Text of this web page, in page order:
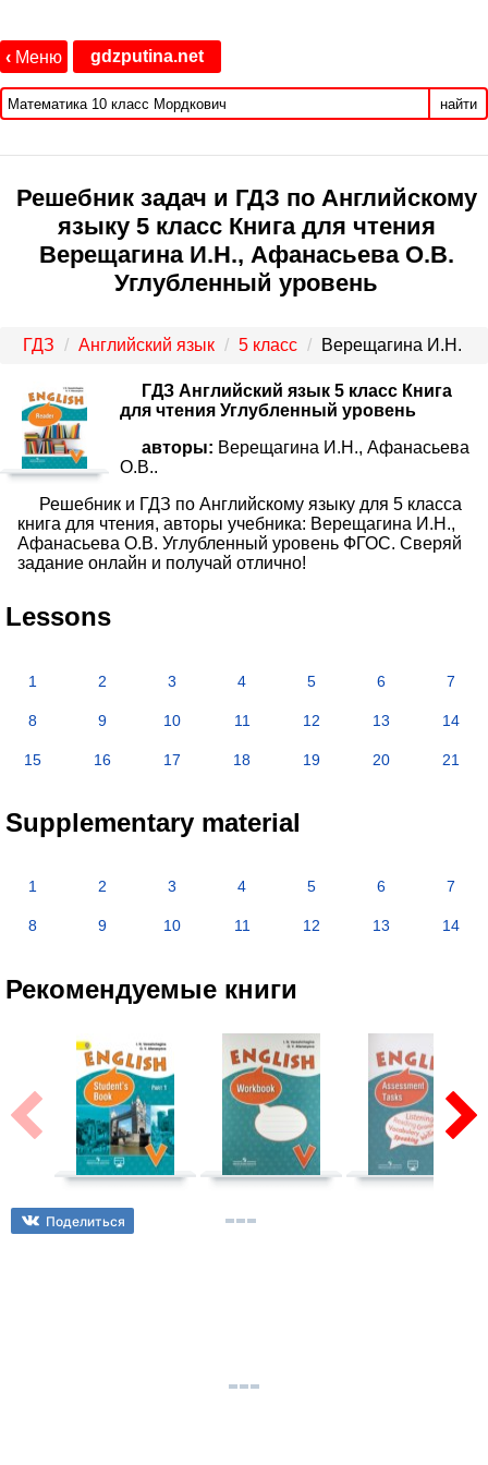
‹ Меню gdzputina.net
найти
Решебник задач и ГДЗ по Английскому
языку 5 класс Книга для чтения
Верещагина И.Н., Афанасьева О.В.
Углубленный уровень
ГДЗ Английский язык 5 класс Верещагина И.Н.
ГДЗ Английский язык 5 класс Книга
для чтения Углубленный уровень
авторы: Верещагина И.Н., Афанасьева
О.В..
Решебник и ГДЗ по Английскому языку для 5 класса
книга для чтения, авторы учебника: Верещагина И.Н.,
Афанасьева О.В. Углубленный уровень ФГОС. Сверяй
задание онлайн и получай отлично!
Lessons
1 2 3 4 5 6 7
8 9 10 11 12 13 14
15 16 17 18 19 20 21
Supplementary material
1 2 3 4 5 6 7
8 9 10 11 12 13 14
Рекомендуемые книги
Поделиться